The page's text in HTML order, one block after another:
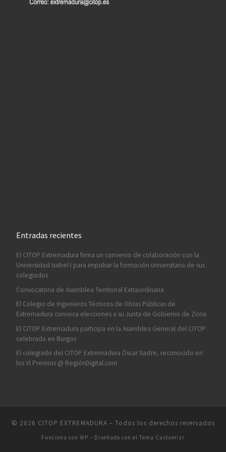
Entradas recientes
El CITOP Extremadura firma un convenio de colaboración con la
Universidad Isabel I para impulsar la formación universitaria de sus
colegiados
Convocatoria de Asamblea Territorial Extraordinaria
El Colegio de Ingenieros Técnicos de Obras Públicas de
Extremadura convoca elecciones a su Junta de Gobierno de Zona
El CITOP Extremadura participa en la Asamblea General del CITOP
celebrada en Burgos
El colegiado del CITOP Extremadura Óscar Sastre, reconocido en
los VI Premios @ RegiónDigital.com
© 2026 CITOP EXTREMADURA – Todos los derechos reservados
Funciona con WP – Diseñado con el Tema Customizr